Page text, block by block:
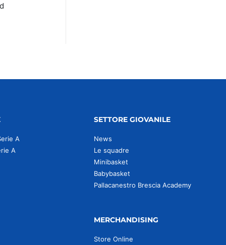
A
A
SETTORE GIOVANILE
News
Le squadre
Minibasket
Babybasket
Pallacanestro Brescia Academy
MERCHANDISING
Store Online